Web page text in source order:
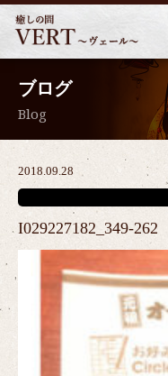
ブログ
Blog
2018.09.28
I029227182_349-262